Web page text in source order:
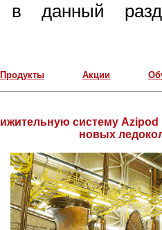
в данный
Продукты Акции
систему
новых